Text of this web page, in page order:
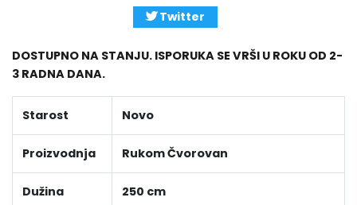
Twitter
DOSTUPNO NA STANJU. ISPORUKA SE VRŠI U ROKU OD 2-
3 RADNA DANA.
Starost Novo
Proizvodnja Rukom Čvorovan
Dužina 250 cm